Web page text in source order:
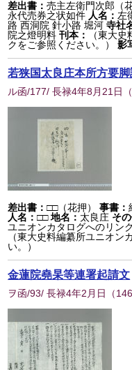
差出書：売主左衛門次郎（花
永代売券之状如件 人名： 左
路 西洞院 針小路 堀河 寺社
院之燈明料 刊本：
（東大
クをご参照ください。）
影
若狭国太良庄本所方要
ル函/177/ 長禄4年8月21日 （
差出書：□□（花押） 事書：
人名：□□ 地名： 太良庄 そ
ユニオンカタログへのリン
（東大史料編纂所ユニオン
い。）
金蓮院堯杲等連署起請文
ヲ函/93/ 長禄4年2月日 （